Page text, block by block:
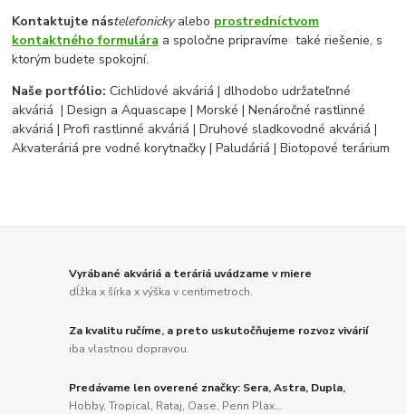
Kontaktujte nástelefonickyalebo prostredníctvom
kontaktného formulára a spoločne pripravíme také riešenie, s
ktorým budete spokojní.
Naše portfólio: Cichlidové akváriá | dlhodobo udržateľnné
akváriá | Design a Aquascape | Morské | Nenáročné rastlinné
akváriá | Profi rastlinné akváriá | Druhové sladkovodné akváriá |
Akvateráriá pre vodné korytnačky | Paludáriá | Biotopové terárium
Vyrábané akváriá a teráriá uvádzame v miere
dĺžka x šírka x výška v centimetroch.
Za kvalitu ručíme, a preto uskutočňujeme rozvoz vivárií
iba vlastnou dopravou.
Predávame len overené značky: Sera, Astra, Dupla,
Hobby, Tropical, Rataj, Oase, Penn Plax...